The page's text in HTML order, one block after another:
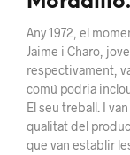
Any 1972, el
Jaime i Charo,
respectivament,
comú podria
El seu treball. I
qualitat del
que van establir